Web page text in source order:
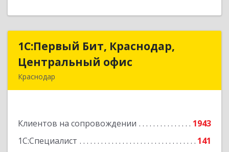
1С:Первый Бит, Краснодар,
Центральный офис
Краснодар
Клиентов на сопровождении
1943
1С:Специалист
141
1С:Первый Бит, Краснодар,
Центральный офис
Подробнее